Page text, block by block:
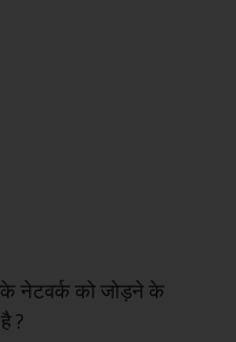
नेटवर्क को जोड़ने के
?